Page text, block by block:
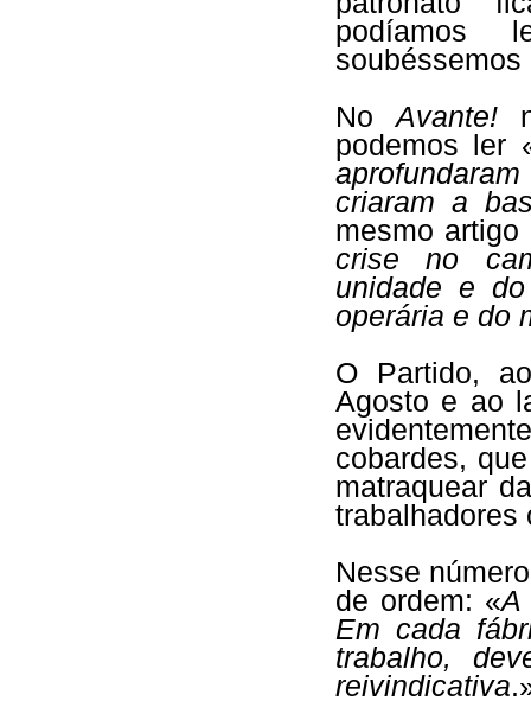
podíamos
NoAvante!
podemos ler
criaram a
mesmo
crise no
unidade e
operária e do
O Partido,
Agosto e ao
cobardes,
matraquear
trabalhadores
Nesse
de ordem: «A
Em cada
trabalho,
reivindicativa